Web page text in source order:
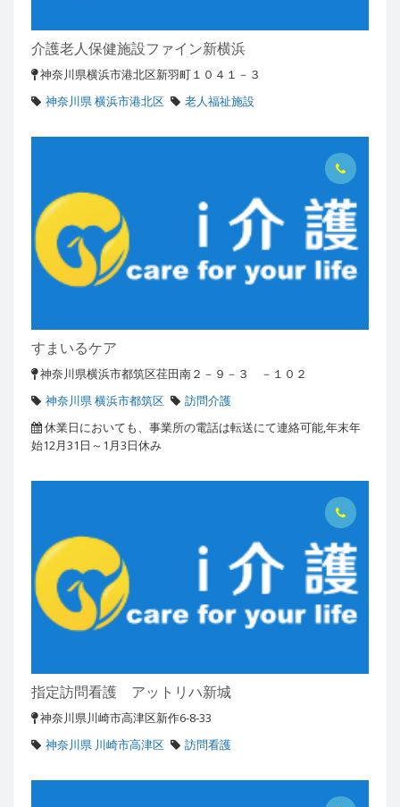
介護老人保健施設ファイン新横浜
神奈川県横浜市港北区新羽町１０４１－３
神奈川県 横浜市港北区
老人福祉施設
すまいるケア
神奈川県横浜市都筑区荏田南２－９－３ －１０２
神奈川県 横浜市都筑区
訪問介護
休業日においても、事業所の電話は転送にて連絡可能,年末年
始12月31日～1月3日休み
指定訪問看護 アットリハ新城
神奈川県川崎市高津区新作6-8-33
神奈川県 川崎市高津区
訪問看護